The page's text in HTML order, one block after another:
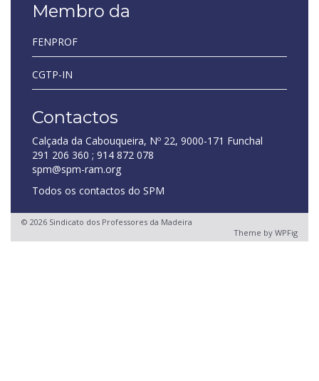
Membro da
FENPROF
CGTP-IN
Contactos
Calçada da Cabouqueira, Nº 22, 9000-171 Funchal
291 206 360 ; 914 872 078
spm@spm-ram.org
Todos os contactos do SPM
© 2026 Sindicato dos Professores da Madeira
Theme by WPFig